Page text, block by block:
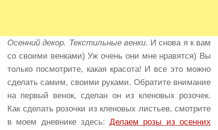
Осенний декор. Текстильные венки. И снова я к вам
со своими венками) Уж очень они мне нравятся) Вы
только посмотрите, какая красота! И все это можно
сделать самим, своими руками. Обратите внимание
на первый венок, сделан он из кленовых розочек.
Как сделать розочки из кленовых листьев, смотрите
в моем дневнике здесь:Делаем розы из осенних